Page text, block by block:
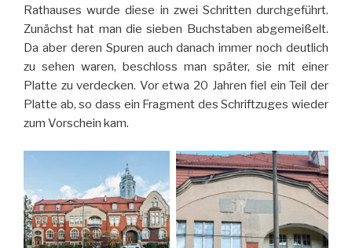
Rathauses wurde diese in zwei Schritten durchgeführt.
Zunächst hat man die sieben Buchstaben abgemeißelt.
Da aber deren Spuren auch danach immer noch deutlich
zu sehen waren, beschloss man später, sie mit einer
Platte zu verdecken. Vor etwa 20 Jahren fiel ein Teil der
Platte ab, so dass ein Fragment des Schriftzuges wieder
zum Vorschein kam.